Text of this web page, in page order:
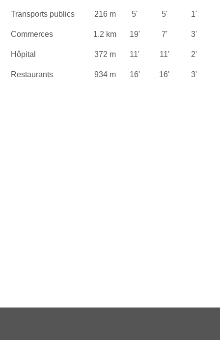
Transports publics 216 m 5' 5' 1'
Commerces 1.2 km 19' 7' 3'
Hôpital 372 m 11' 11' 2'
Restaurants 934 m 16' 16' 3'